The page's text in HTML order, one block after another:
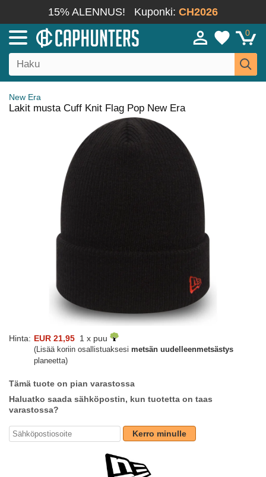
15% ALENNUS! Kuponki: CH2026
0
New Era
Lakit musta Cuff Knit Flag Pop New Era
Hinta: EUR 21,95 1 x puu
(Lisää koriin osallistuaksesi metsän uudelleenmetsästys
planeetta)
Tämä tuote on pian varastossa
Haluatko saada sähköpostin, kun tuotetta on taas
varastossa?
Kerro minulle